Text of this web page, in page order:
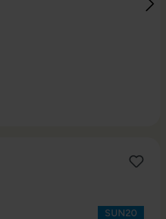
SUN20